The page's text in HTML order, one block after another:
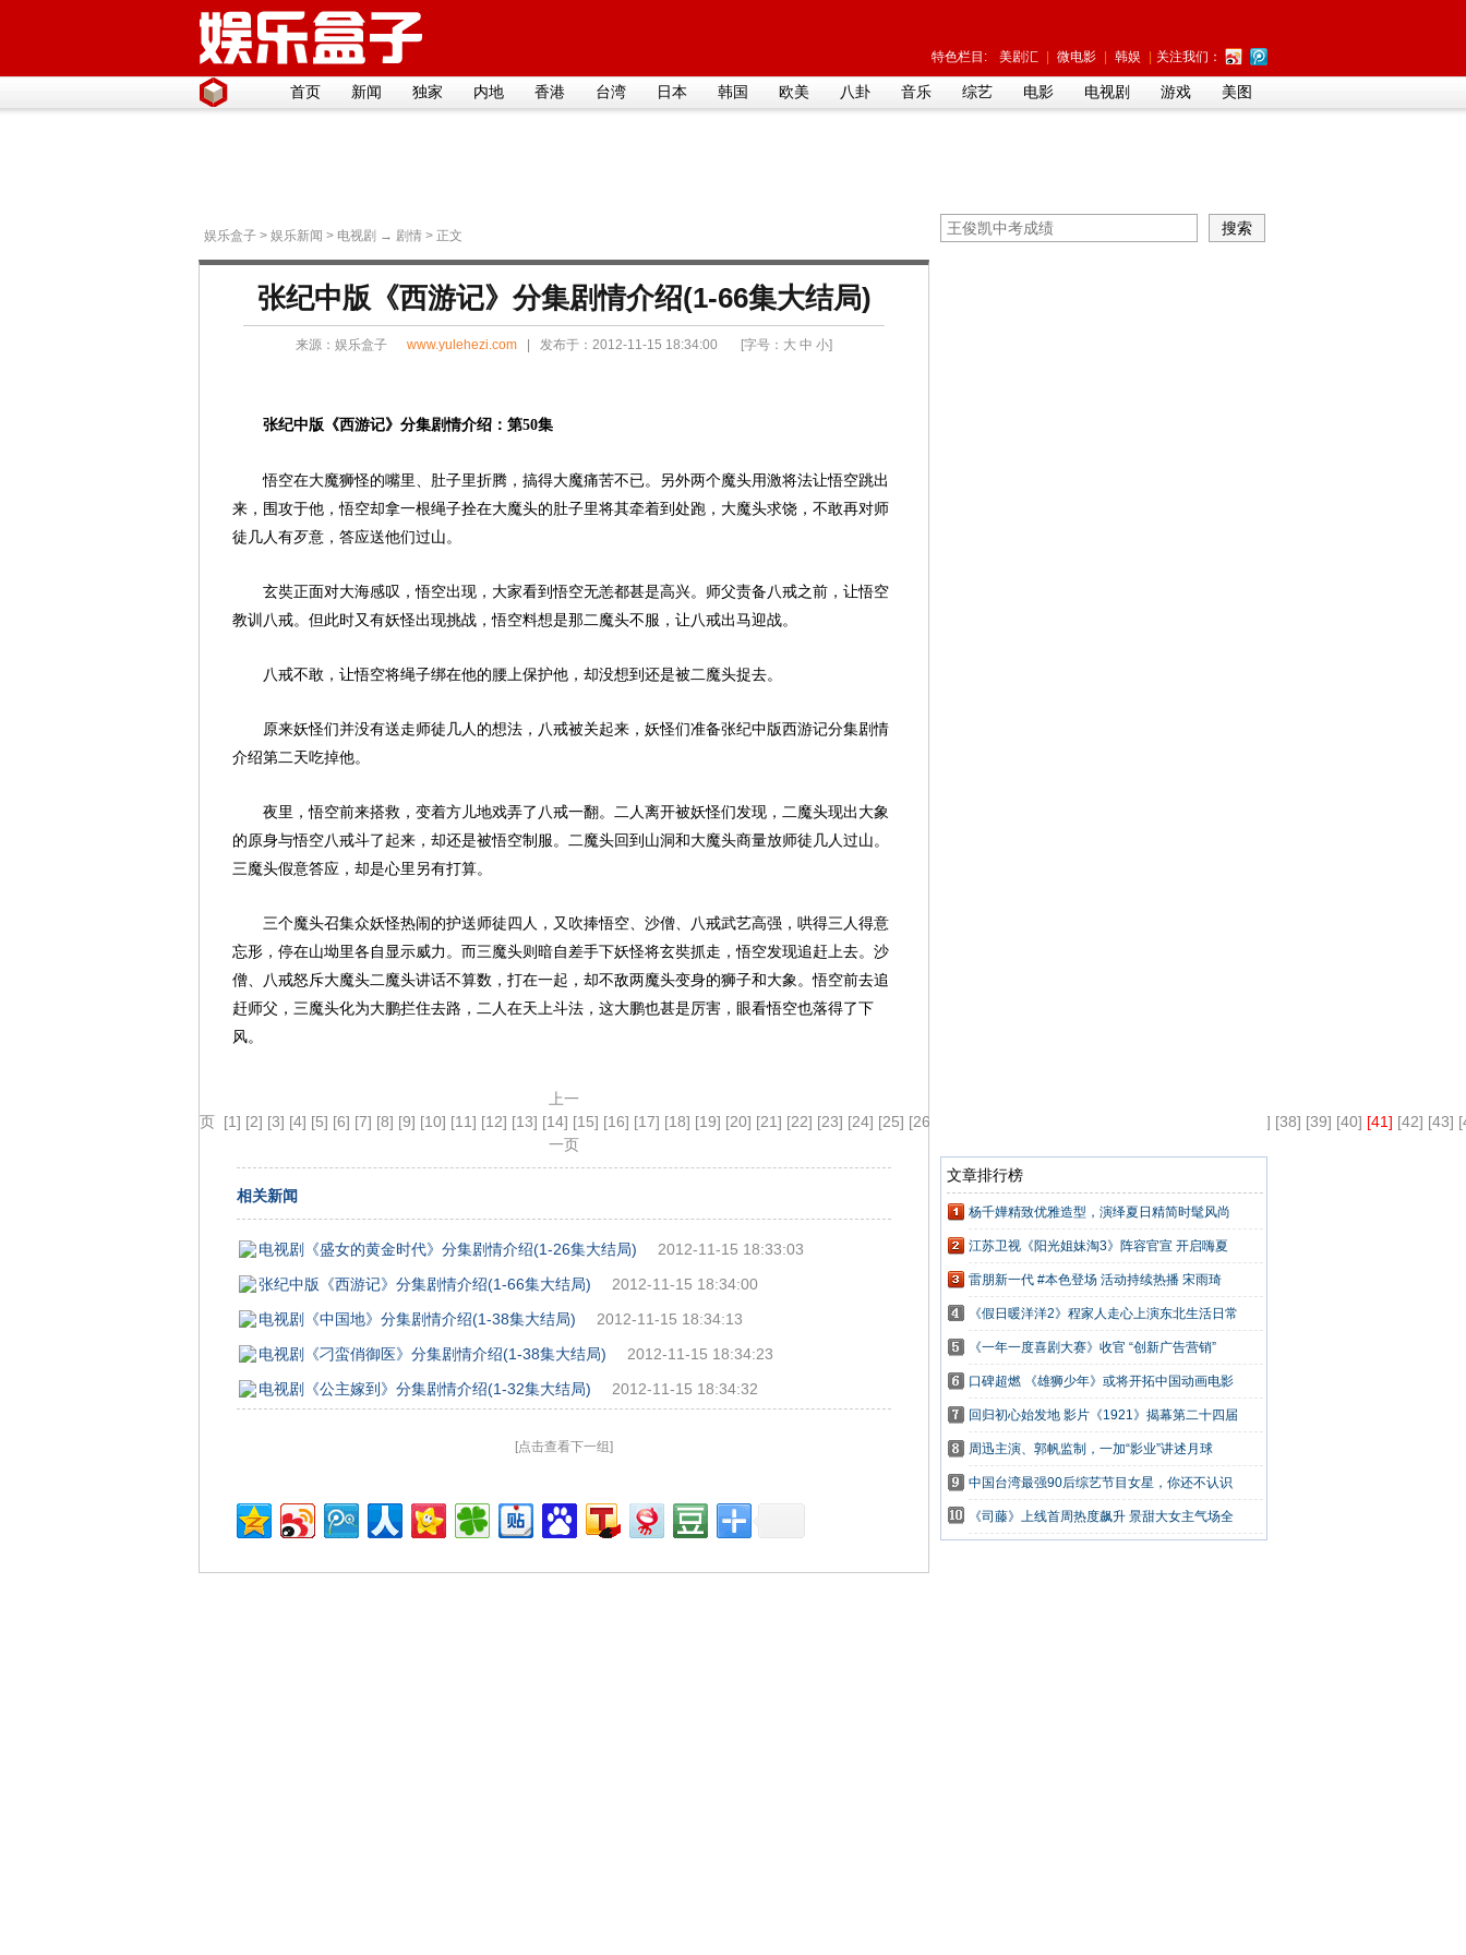
特色栏目: 美剧汇 微电影 韩娱 关注我们：
首页 新闻 独家 内地 香港 台湾 日本 韩国 欧美 八卦 音乐 综艺 电影 电视剧 游戏 美图
娱乐盒子 > 娱乐新闻 > 电视剧 → 剧情 > 正文
张纪中版《西游记》分集剧情介绍(1-66集大结局)
来源： 娱乐盒子 www.yulehezi.com | 发布于：2012-11-15 18:34:00 [字号： 大 中 小]
张纪中版《西游记》分集剧情介绍：第50集
悟空在大魔狮怪的嘴里、肚子里折腾，搞得大魔痛苦不已。另外两个魔头用激将法让悟空跳出
来，围攻于他，悟空却拿一根绳子拴在大魔头的肚子里将其牵着到处跑，大魔头求饶，不敢再对师
徒几人有歹意，答应送他们过山。
玄奘正面对大海感叹，悟空出现，大家看到悟空无恙都甚是高兴。师父责备八戒之前，让悟空
教训八戒。但此时又有妖怪出现挑战，悟空料想是那二魔头不服，让八戒出马迎战。
八戒不敢，让悟空将绳子绑在他的腰上保护他，却没想到还是被二魔头捉去。
原来妖怪们并没有送走师徒几人的想法，八戒被关起来，妖怪们准备张纪中版西游记分集剧情
介绍第二天吃掉他。
夜里，悟空前来搭救，变着方儿地戏弄了八戒一翻。二人离开被妖怪们发现，二魔头现出大象
的原身与悟空八戒斗了起来，却还是被悟空制服。二魔头回到山洞和大魔头商量放师徒几人过山。
三魔头假意答应，却是心里另有打算。
三个魔头召集众妖怪热闹的护送师徒四人，又吹捧悟空、沙僧、八戒武艺高强，哄得三人得意
忘形，停在山坳里各自显示威力。而三魔头则暗自差手下妖怪将玄奘抓走，悟空发现追赶上去。沙
僧、八戒怒斥大魔头二魔头讲话不算数，打在一起，却不敌两魔头变身的狮子和大象。悟空前去追
赶师父，三魔头化为大鹏拦住去路，二人在天上斗法，这大鹏也甚是厉害，眼看悟空也落得了下
风。
上一
页 [1] [2] [3] [4] [5] [6] [7] [8] [9] [10] [11] [12] [13] [14] [15] [16] [17] [18] [19] [20] [21] [22] [23] [24] [25] [26] [37] [38] [39] [40] [41] [42] [43]
一页
相关新闻
电视剧《盛女的黄金时代》分集剧情介绍(1-26集大结局)
2012-11-15 18:33:03
张纪中版《西游记》分集剧情介绍(1-66集大结局)
2012-11-15 18:34:00
电视剧《中国地》分集剧情介绍(1-38集大结局)
2012-11-15 18:34:13
电视剧《刁蛮俏御医》分集剧情介绍(1-38集大结局)
2012-11-15 18:34:23
电视剧《公主嫁到》分集剧情介绍(1-32集大结局)
2012-11-15 18:34:32
[点击查看下一组]